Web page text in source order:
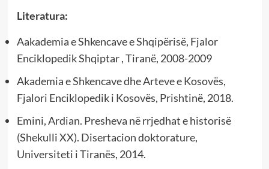
Literatura:
Aakademia e Shkencave e Shqipërisë, Fjalor
Enciklopedik Shqiptar , Tiranë, 2008-2009
Akademia e Shkencave dhe Arteve e Kosovës,
Fjalori Enciklopedik i Kosovës, Prishtinë, 2018.
Emini, Ardian. Presheva në rrjedhat e historisë
(Shekulli XX). Disertacion doktorature,
Universiteti i Tiranës, 2014.